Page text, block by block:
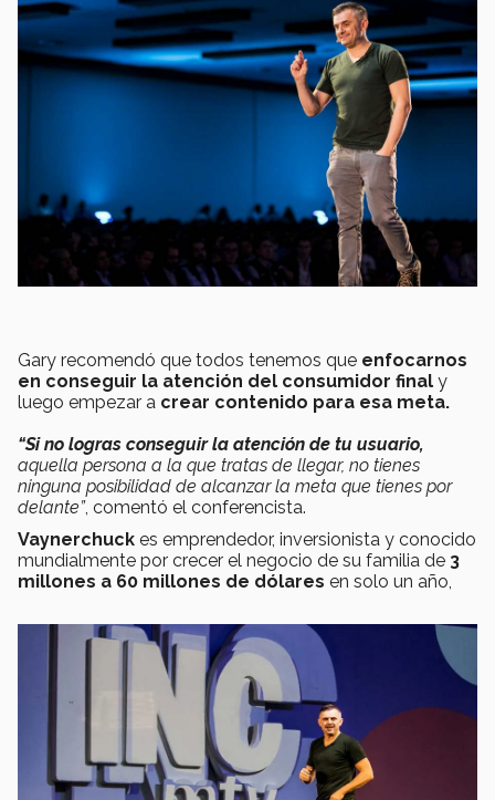
Gary recomendó que todos tenemos que enfocarnos
en conseguir la atención del consumidor final y
luego empezar a crear contenido para esa meta.
“Si no logras conseguir la atención de tu usuario,
aquella persona a la que tratas de llegar, no tienes
ninguna posibilidad de alcanzar la meta que tienes por
delante”, comentó el conferencista.
Vaynerchuck es emprendedor, inversionista y conocido
mundialmente por crecer el negocio de su familia de 3
millones a 60 millones de dólares en solo un año,